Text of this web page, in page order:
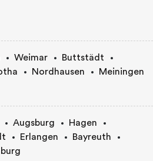
Weimar
Buttstädt
Nordhausen Meiningen
Augsburg
Hagen
Erlangen
Bayreuth